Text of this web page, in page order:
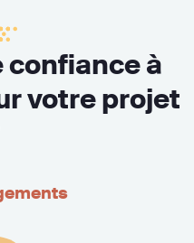
confiance à
votre projet